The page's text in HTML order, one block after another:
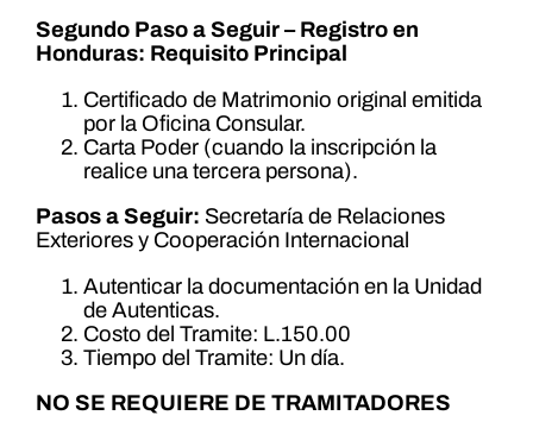
Segundo Paso a Seguir – Registro en
Honduras: Requisito Principal
Certificado de Matrimonio original emitida
por la Oficina Consular.
Carta Poder (cuando la inscripción la
realice una tercera persona).
Pasos a Seguir: Secretaría de Relaciones
Exteriores y Cooperación Internacional
Autenticar la documentación en la Unidad
de Autenticas.
Costo del Tramite: L.150.00
Tiempo del Tramite: Un día.
NO SE REQUIERE DE TRAMITADORES